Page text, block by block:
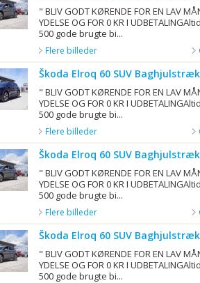
" BLIV GODT KØRENDE FOR EN LAV
YDELSE OG FOR 0 KR I
500 gode brugte bi...
Flere billeder
Škoda Elroq 60 SUV
" BLIV GODT KØRENDE FOR EN LAV
YDELSE OG FOR 0 KR I
500 gode brugte bi...
Flere billeder
Škoda Elroq 60 SUV
" BLIV GODT KØRENDE FOR EN LAV
YDELSE OG FOR 0 KR I
500 gode brugte bi...
Flere billeder
Škoda Elroq 60 SUV
" BLIV GODT KØRENDE FOR EN LAV
YDELSE OG FOR 0 KR I
500 gode brugte bi...